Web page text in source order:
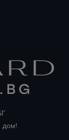
дом!